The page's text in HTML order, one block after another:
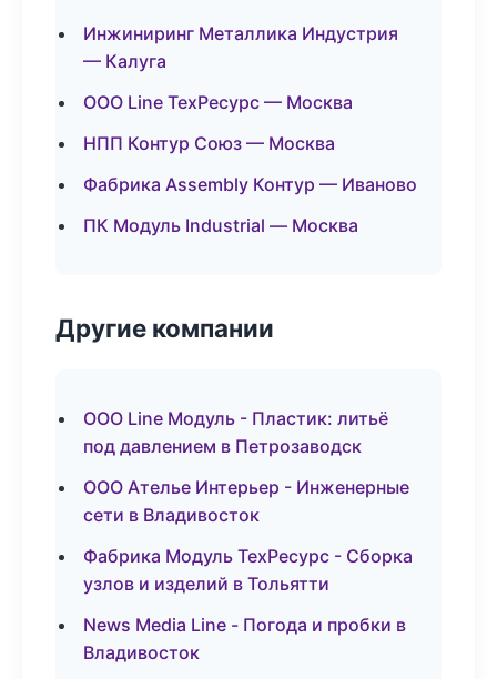
Инжиниринг Металлика Индустрия
— Калуга
ООО Line ТехРесурс — Москва
НПП Контур Союз — Москва
Фабрика Assembly Контур — Иваново
ПК Модуль Industrial — Москва
Другие компании
ООО Line Модуль - Пластик: литьё
под давлением в Петрозаводск
ООО Ателье Интерьер - Инженерные
сети в Владивосток
Фабрика Модуль ТехРесурс - Сборка
узлов и изделий в Тольятти
News Media Line - Погода и пробки в
Владивосток